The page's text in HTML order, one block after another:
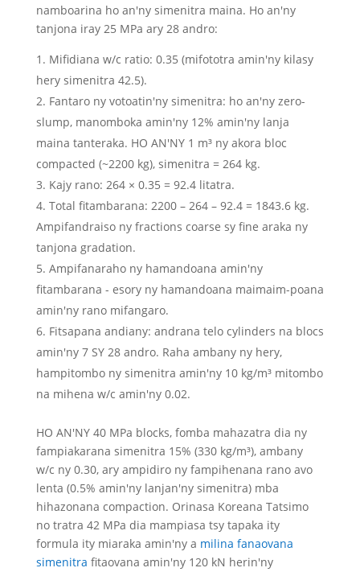
namboarina ho an'ny simenitra maina. Ho an'ny
tanjona iray 25 MPa ary 28 andro:
Mifidiana w/c ratio: 0.35 (mifototra amin'ny kilasy
hery simenitra 42.5).
Fantaro ny votoatin'ny simenitra: ho an'ny zero-
slump, manomboka amin'ny 12% amin'ny lanja
maina tanteraka. HO AN'NY 1 m³ ny akora bloc
compacted (~2200 kg), simenitra = 264 kg.
Kajy rano: 264 × 0.35 = 92.4 litatra.
Total fitambarana: 2200 – 264 – 92.4 = 1843.6 kg.
Ampifandraiso ny fractions coarse sy fine araka ny
tanjona gradation.
Ampifanaraho ny hamandoana amin'ny
fitambarana - esory ny hamandoana maimaim-poana
amin'ny rano mifangaro.
Fitsapana andiany: andrana telo cylinders na blocs
amin'ny 7 SY 28 andro. Raha ambany ny hery,
hampitombo ny simenitra amin'ny 10 kg/m³ mitombo
na mihena w/c amin'ny 0.02.
HO AN'NY 40 MPa blocks, fomba mahazatra dia ny
fampiakarana simenitra 15% (330 kg/m³), ambany
w/c ny 0.30, ary ampidiro ny fampihenana rano avo
lenta (0.5% amin'ny lanjan'ny simenitra) mba
hihazonana compaction. Orinasa Koreana Tatsimo
no tratra 42 MPa dia mampiasa tsy tapaka ity
formula ity miaraka amin'ny a milina fanaovana
simenitra fitaovana amin'ny 120 kN herin'ny